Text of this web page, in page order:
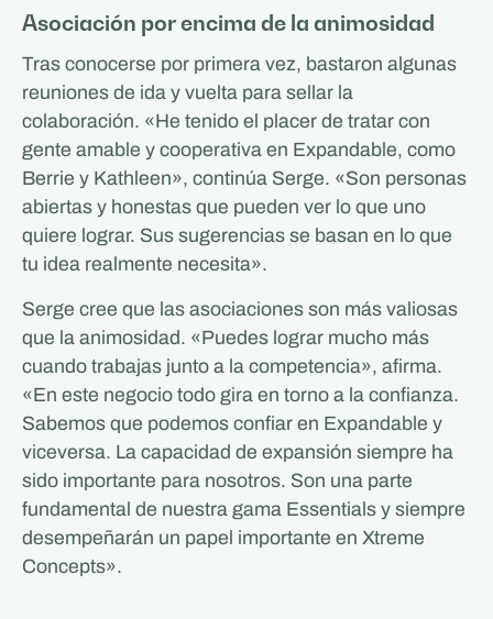
Asociación por encima de la animosidad
Tras conocerse por primera vez, bastaron algunas
reuniones de ida y vuelta para sellar la
colaboración. «He tenido el placer de tratar con
gente amable y cooperativa en Expandable, como
Berrie y Kathleen», continúa Serge. «Son personas
abiertas y honestas que pueden ver lo que uno
quiere lograr. Sus sugerencias se basan en lo que
tu idea realmente necesita».
Serge cree que las asociaciones son más valiosas
que la animosidad. «Puedes lograr mucho más
cuando trabajas junto a la competencia», afirma.
«En este negocio todo gira en torno a la confianza.
Sabemos que podemos confiar en Expandable y
viceversa. La capacidad de expansión siempre ha
sido importante para nosotros. Son una parte
fundamental de nuestra gama Essentials y siempre
desempeñarán un papel importante en Xtreme
Concepts».